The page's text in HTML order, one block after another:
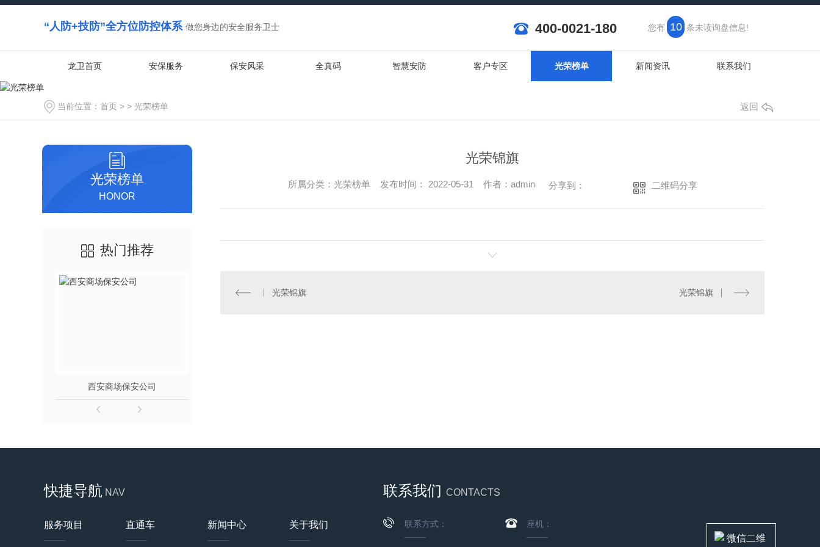
“人防+技防”全方位防控体系 做您身边的安全服务卫士 您有 10 条未读询盘信息!
400-0021-180
龙卫首页 安保服务 保安风采 全真码 智慧安防 客户专区 光荣榜单 新闻资讯 联系我们
当前位置： 首页 > > 光荣榜单 返回
光荣榜单
HONOR
热门推荐
西安商场保安公司
光荣锦旗
所属分类：光荣榜单 发布时间： 2022-05-31 作者： admin 分享到： 二维码分享
光荣锦旗 光荣锦旗
快捷导航 NAV
服务项目 直通车 新闻中心 关于我们
联系我们 CONTACTS
联系方式： 座机：